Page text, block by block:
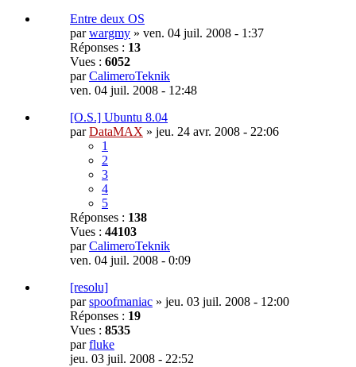
Entre deux OS
parwargmy » ven. 04 juil. 2008 - 1:37
Réponses : 13
Vues : 6052
parCalimeroTeknik
ven. 04 juil. 2008 - 12:48
[O.S.] Ubuntu 8.04
parDataMAX » jeu. 24 avr. 2008 - 22:06
1
2
3
4
5
Réponses : 138
Vues : 44103
parCalimeroTeknik
ven. 04 juil. 2008 - 0:09
[resolu]
parspoofmaniac » jeu. 03 juil. 2008 - 12:00
Réponses : 19
Vues : 8535
parfluke
jeu. 03 juil. 2008 - 22:52